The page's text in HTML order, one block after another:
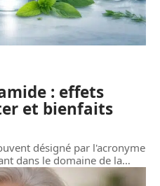
: effets
et bienfaits
désigné par l'acronyme
dans le domaine de la…